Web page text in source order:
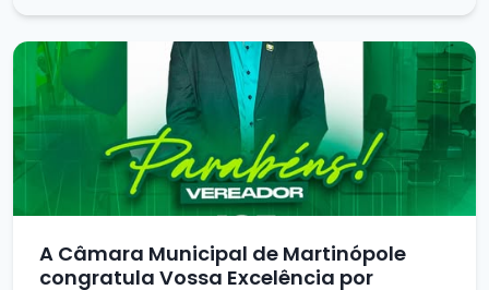
A Câmara Municipal de Martinópole
congratula Vossa Excelência por